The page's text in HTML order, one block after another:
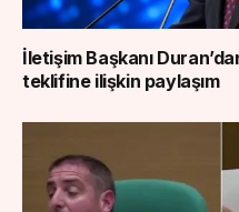
İletişim Başkanı
teklifine ilişkin paylaşım